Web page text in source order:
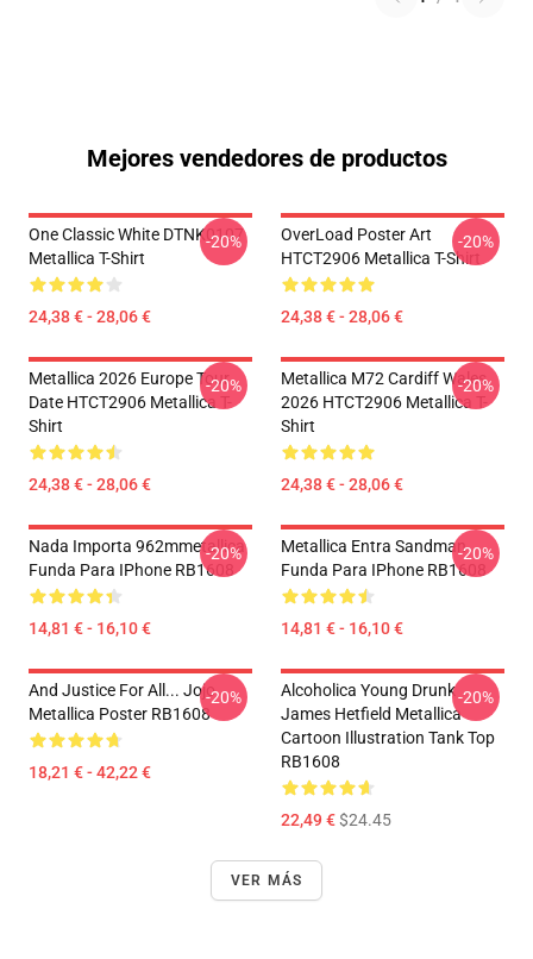
Mejores vendedores de productos
One Classic White DTNK0107
Metallica T-Shirt
24,38 € - 28,06 €
-20%
OverLoad Poster Art
HTCT2906 Metallica T-Shirt
24,38 € - 28,06 €
-20%
Metallica 2026 Europe Tour
Date HTCT2906 Metallica T-
Shirt
24,38 € - 28,06 €
-20%
Metallica M72 Cardiff Wales
2026 HTCT2906 Metallica T-
Shirt
24,38 € - 28,06 €
-20%
Nada Importa 962mmetallica
Funda Para IPhone RB1608
14,81 € - 16,10 €
-20%
Metallica Entra Sandman
Funda Para IPhone RB1608
14,81 € - 16,10 €
-20%
And Justice For All... Jojo
Metallica Poster RB1608
18,21 € - 42,22 €
-20%
Alcoholica Young Drunk
James Hetfield Metallica
Cartoon Illustration Tank Top
RB1608
22,49 €$24.45
-20%
VER MÁS